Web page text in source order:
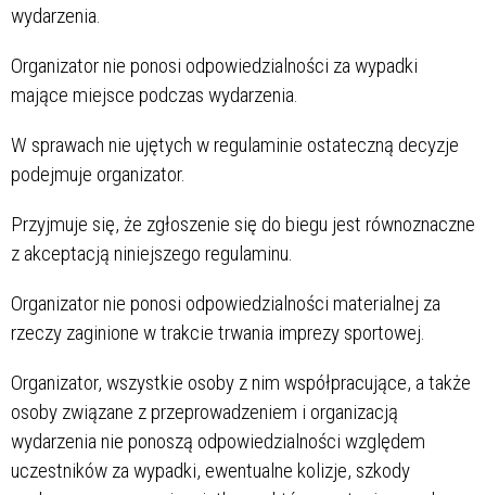
wydarzenia.
Organizator nie ponosi odpowiedzialności za wypadki
mające miejsce podczas wydarzenia.
W sprawach nie ujętych w regulaminie ostateczną decyzje
podejmuje organizator.
Przyjmuje się, że zgłoszenie się do biegu jest równoznaczne
z akceptacją niniejszego regulaminu.
Organizator nie ponosi odpowiedzialności materialnej za
rzeczy zaginione w trakcie trwania imprezy sportowej.
Organizator, wszystkie osoby z nim współpracujące, a także
osoby związane z przeprowadzeniem i organizacją
wydarzenia nie ponoszą odpowiedzialności względem
uczestników za wypadki, ewentualne kolizje, szkody